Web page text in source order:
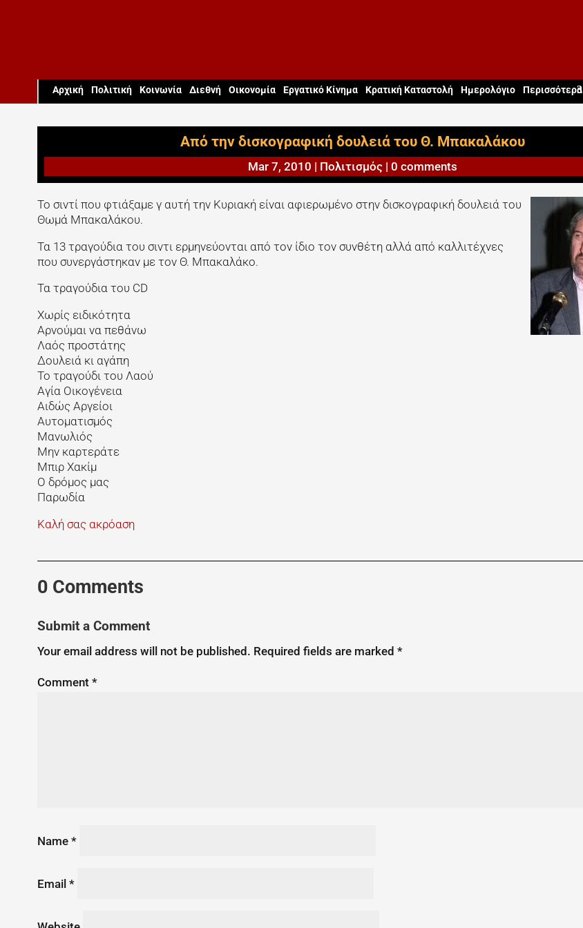
Aρχική Πολιτική Κοινωνία Διεθνή Οικονομία Εργατικό Κίνημα Κρατική Καταστολή Ημερολόγιο Περισσότερα
Από την δισκογραφική δουλειά του Θ. Μπακαλάκου
Mar 7, 2010 | Πολιτισμός |0 comments
Το σιντί που φτιάξαμε γ αυτή την Κυριακή είναι αφιερωμένο στην δισκογραφική δουλειά του
Θωμά Μπακαλάκου.
Τα 13 τραγούδια του σιντι ερμηνεύονται από τον ίδιο τον συνθέτη αλλά από καλλιτέχνες
που συνεργάστηκαν με τον Θ. Μπακαλάκο.
Τα τραγούδια του CD
Χωρίς ειδικότητα
Αρνούμαι να πεθάνω
Λαός προστάτης
Δουλειά κι αγάπη
Το τραγούδι του Λαού
Αγία Οικογένεια
Αιδώς Αργείοι
Αυτοματισμός
Μανωλιός
Μην καρτεράτε
Μπιρ Χακίμ
Ο δρόμος μας
Παρωδία
Καλή σας ακρόαση
0 Comments
Submit a Comment
Your email address will not be published. Required fields are marked *
Comment *
Name *
Email *